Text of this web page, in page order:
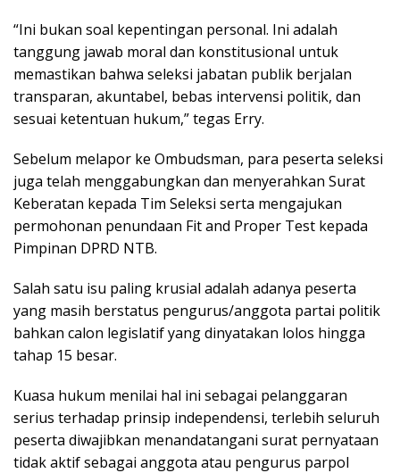
“Ini bukan soal kepentingan personal. Ini adalah
tanggung jawab moral dan konstitusional untuk
memastikan bahwa seleksi jabatan publik berjalan
transparan, akuntabel, bebas intervensi politik, dan
sesuai ketentuan hukum,” tegas Erry.
Sebelum melapor ke Ombudsman, para peserta seleksi
juga telah menggabungkan dan menyerahkan Surat
Keberatan kepada Tim Seleksi serta mengajukan
permohonan penundaan Fit and Proper Test kepada
Pimpinan DPRD NTB.
Salah satu isu paling krusial adalah adanya peserta
yang masih berstatus pengurus/anggota partai politik
bahkan calon legislatif yang dinyatakan lolos hingga
tahap 15 besar.
Kuasa hukum menilai hal ini sebagai pelanggaran
serius terhadap prinsip independensi, terlebih seluruh
peserta diwajibkan menandatangani surat pernyataan
tidak aktif sebagai anggota atau pengurus parpol